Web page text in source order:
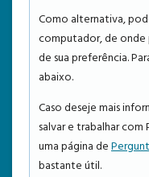
ESTATÍSTICAS
TEMPLATE DE
Como alternativa,
computador, de
de sua preferência.
abaixo.
Caso deseje mais
salvar e trabalhar com
uma página de
bastante útil.